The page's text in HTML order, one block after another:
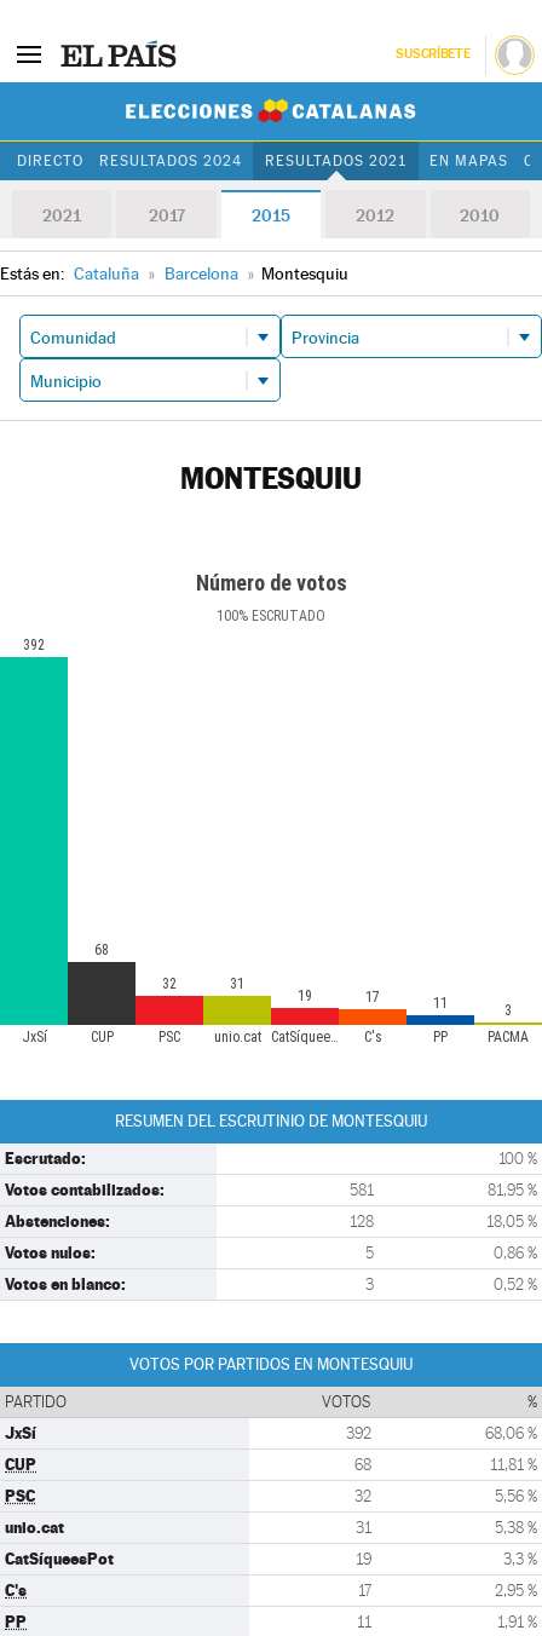
SUSCRÍBETE
DIRECTO RESULTADOS 2024 RESULTADOS 2021 EN MAPAS
2021 2017 2015 2012 2010
Estás en: Cataluña » Barcelona » Montesquiu
MONTESQUIU
Número de votos
100% ESCRUTADO
JxSí CUP PSC unio.cat CatSíqueesPot C's PP PACMA
392
68
32
31
19 17 11 3
RESUMEN DEL ESCRUTINIO DE MONTESQUIU
Escrutado: 100 %
Votos contabilizados: 581 81,95 %
Abstenciones: 128 18,05 %
Votos nulos: 5 0,86 %
Votos en blanco: 3 0,52 %
VOTOS POR PARTIDOS EN MONTESQUIU
PARTIDO VOTOS %
JxSí 392 68,06 %
CUP 68 11,81 %
PSC 32 5,56 %
unio.cat 31 5,38 %
CatSíqueesPot 19 3,3 %
C's 17 2,95 %
PP 11 1,91 %